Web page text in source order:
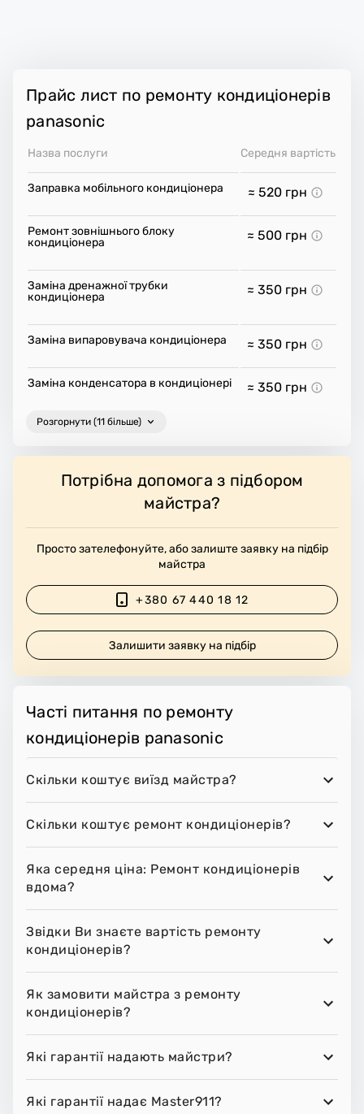
Прайс лист по ремонту кондиціонерів
panasonic
Назва послуги Середня вартість
Заправка мобільного кондиціонера ≈ 520 грн
Ремонт зовнішнього блоку
кондиціонера
≈ 500 грн
Заміна дренажної трубки
кондиціонера
≈ 350 грн
Заміна випаровувача кондиціонера ≈ 350 грн
Заміна конденсатора в кондиціонері ≈ 350 грн
Розгорнути (11 більше)
Потрібна допомога з підбором
майстра?
Просто зателефонуйте, або залиште заявку на підбір
майстра
+380 67 440 18 12
Залишити заявку на підбір
Часті питання по ремонту
кондиціонерів panasonic
Скільки коштує виїзд майстра?
Скільки коштує ремонт кондиціонерів?
Яка середня ціна: Ремонт кондиціонерів
вдома?
Звідки Ви знаєте вартість ремонту
кондиціонерів?
Як замовити майстра з ремонту
кондиціонерів?
Які гарантії надають майстри?
Які гарантії надає Master911?